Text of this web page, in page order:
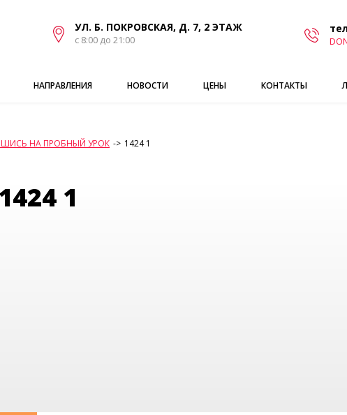
УЛ. Б. ПОКРОВСКАЯ, Д. 7, 2 ЭТАЖ
с 8:00 до 21:00
НАПРАВЛЕНИЯ НОВОСТИ ЦЕНЫ КОНТАКТЫ
НА ПРОБНЫЙ УРОК -> 1424 1
1424 1